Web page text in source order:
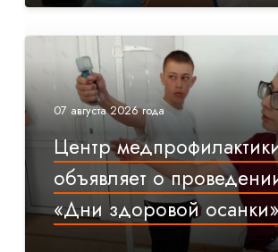
07 августа 2026 года
Центр
объявляет о
«Дни здоровой осанки»